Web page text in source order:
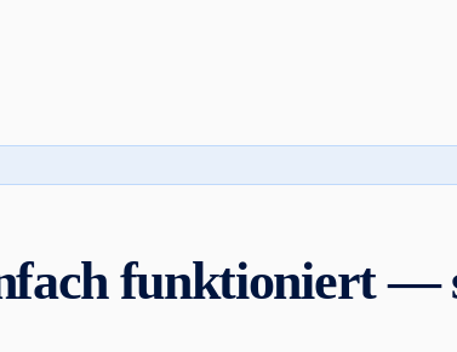
funktioniert —